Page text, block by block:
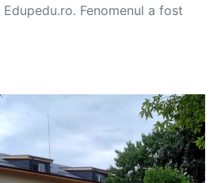
Fenomenul a fost